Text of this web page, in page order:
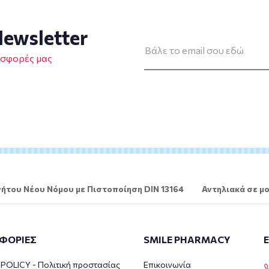
μας
Νέου Νόμου με Πιστοποίηση DIN 13164 Αντηλιακά σε
- Πολιτική προστασίας
SMILE PHARMACY
Επικοινωνία